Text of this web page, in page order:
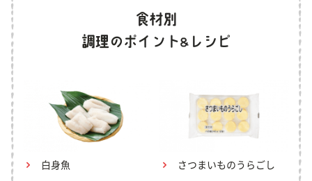
白身魚 さつまいものうらごし